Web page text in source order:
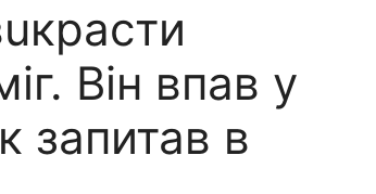
Він впав у
запитав в